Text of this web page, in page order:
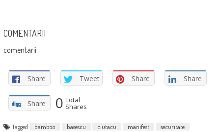
COMENTARII
comentarii
Share Tweet Share Share
Share 0 Total
Shares
Tagged bamboo basescu ciutacu manifest
securitate